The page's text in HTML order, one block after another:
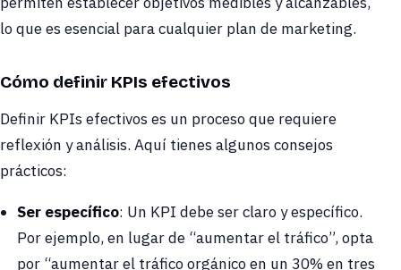
lo que es esencial para cualquier plan de marketing.
Cómo definir KPIs efectivos
Definir KPIs efectivos es un proceso que requiere
reflexión y análisis. Aquí tienes algunos consejos
prácticos:
Ser específico: Un KPI debe ser claro y específico.
Por ejemplo, en lugar de “aumentar el tráfico”, opta
por “aumentar el tráfico orgánico en un 30% en tres